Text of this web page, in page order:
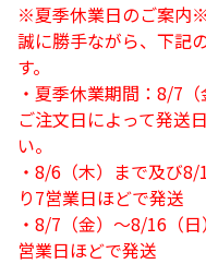
※夏季休業日のご案内※
誠に勝手ながら、下記
す。
・夏季休業期間：8/7（
ご注文日によって発送
い。
・8/6（木）まで及び
り7営業日ほどで発送
・8/7（金）～8/16（
営業日ほどで発送